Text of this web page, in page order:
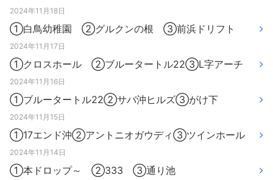
2024年11月18日
①白鳥幼稚園 ②グルクンの根 ③前浜ドリフト
2024年11月17日
①クロスホール ②ブルータートル22③L字アーチ
2024年11月16日
①ブルータートル22②サバ沖ヒルズ③がけ下
2024年11月15日
①17エンド沖②アントニオガウディ③ツインホール
2024年11月14日
①本ドロップ～ ②333 ③通り池